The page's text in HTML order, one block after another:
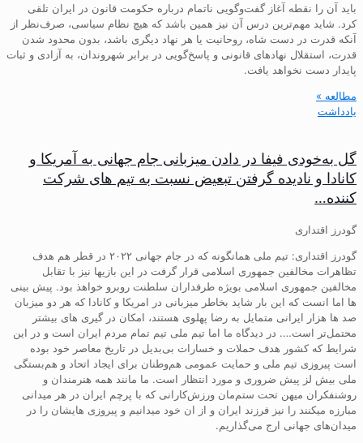
باید آن را نقطه آغاز گفت‌وگویی ناتمام درباره حکومت قانون در ایران تلقی
کرد. شاید مهم‌ترین درس آن نیز همین باشد که هیچ نظام سیاسی، صرف‌نظر از
آنکه قدرت در دست شاه، روحانیت یا هر نهاد دیگری باشد، بدون محدود شدن
قدرت، استقلال نهادهای قانونی و پاسخ‌گویی در برابر شهروندان، به آزادی و ثبات
پایدار دست نخواهد یافت.
مطالعه »
یادداشت
گل به‌خودی فیفا در دادن میزبانی جام جهانی به آمریکا و
کانادا و نادیده گرفتن تبعیض نسبت به تیم های شرکت
کننده…
گودرز اقتداری
گودرز اقتداری: تیم ملی همانگونه که در جام جهانی ۲۰۲۲ در قطر هم هدف
تظاهرات مخالفین جمهوری اسلامی قرار گرفت در این بازیها نیز با تقابل
مخالفین جمهوری اسلامی بویژه طرفداران سلطنت روبرو خواهذ بود. پیش بینی
ها اما انست که این بار شاید بخاطر میزبانی در امریکا و کانادا که هر دو میزبان
صد ها هزار ایرانی متمایل به رضا پهلوی هستند، امکان در گیری های بیشتر
محتمل‌تر است…. در دیدگاه ما اما تیم ملی تیم تمام مردم ایران است و در این
شرایط که کشور هدف حملات و خسارات بی‌بدیل در تاریخ معاصر خود بوده
است پیروزی تیم ملی و حمایت عمومی هم‌وطنان برای ایجاد اتحاد و هم‌بستگی
ملی بیش لز پیش ضروری و مورد انتظار است. ما مانند همه هنرمندان و
روشنفکران میهن تحت ستم‌مان ورزش‌کارانی که با پرچم ایران در هر میدانی
مبارزه میکنند را نیز فرزند ایران و از ان خود میدانیم و پیروزی هایشان را در
میدان‌های جهانی ارج می‌گذاریم.